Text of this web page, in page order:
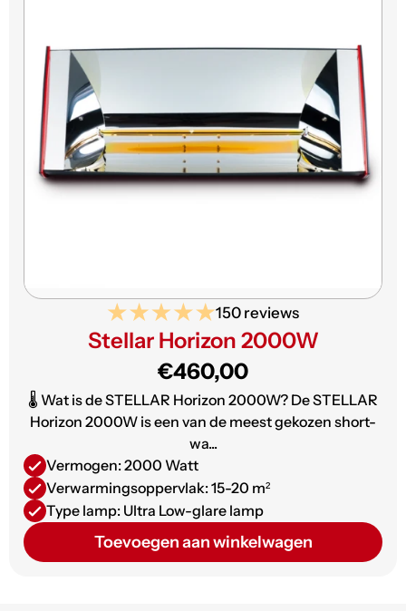
150 reviews
Stellar Horizon 2000W
€460,00
🌡️ Wat is de STELLAR Horizon 2000W? De STELLAR
Horizon 2000W is een van de meest gekozen short-
wa...
Vermogen: 2000 Watt
Verwarmingsoppervlak: 15-20 m²
Type lamp: Ultra Low-glare lamp
Toevoegen aan winkelwagen